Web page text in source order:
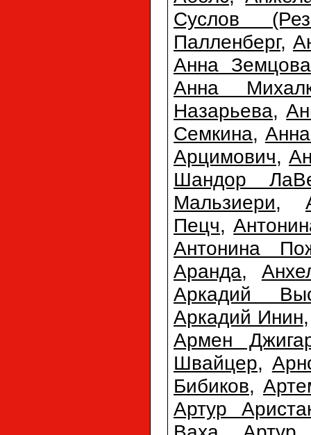
Суслов
Палленберг,
Анна Земцова
Анна
Назарьева,
Семкина,
Арцимович,
Шандор
Мальзиери,
Пецч,
Антонина
Аранда,
Аркадий
Аркадий Инин
Армен
Швайцер,
Бибиков,
Артур